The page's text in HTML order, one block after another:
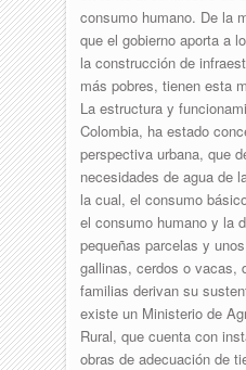
consumo humano. De la
que el gobierno aporta a
la construcción de
más pobres, tienen esta
La estructura y
Colombia, ha estado
perspectiva urbana, que
necesidades de agua de
la cual, el consumo
el consumo humano y la
pequeñas parcelas y
gallinas, cerdos o vacas,
familias derivan su
existe un Ministerio de
Rural, que cuenta con
obras de adecuación de